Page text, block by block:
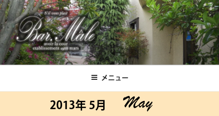
コ
ン
テ
ン
ツ
へBar.Male メニュー
2013年 5月